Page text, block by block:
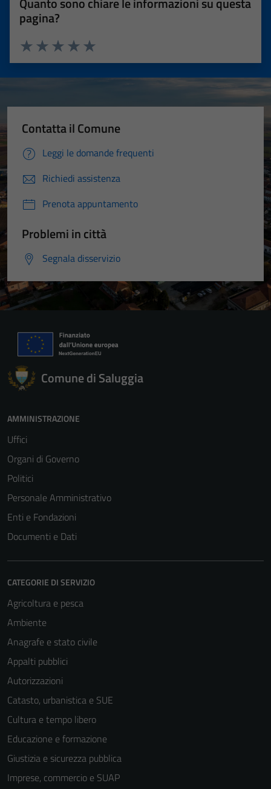
pagina?
Valuta 5 stelle su 5
Valuta 4 stelle su 5
Valuta 3 stelle su 5
Valuta 2 stelle su 5
Valuta 1 stelle su 5
Contatta il Comune
Leggi le domande frequenti
Richiedi assistenza
Prenota appuntamento
Problemi in città
Segnala disservizio
Comune di Saluggia
AMMINISTRAZIONE
Uffici
Organi di Governo
Politici
Personale Amministrativo
Enti e Fondazioni
Documenti e Dati
CATEGORIE DI SERVIZIO
Agricoltura e pesca
Ambiente
Anagrafe e stato civile
Appalti pubblici
Autorizzazioni
Catasto, urbanistica e SUE
Cultura e tempo libero
Educazione e formazione
Giustizia e sicurezza pubblica
Imprese, commercio e SUAP